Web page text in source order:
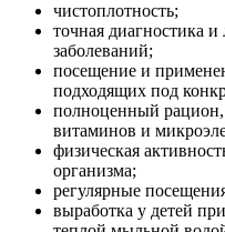
чистоплотность;
точная диагностика
заболеваний;
посещение и
подходящих под
полноценный рацион,
витаминов и
физическая
организма;
регулярные
выработка у детей